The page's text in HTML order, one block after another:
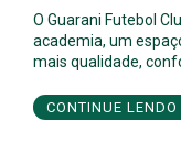
O Guarani Futebol
academia, um
mais qualidade,
CONTINUE